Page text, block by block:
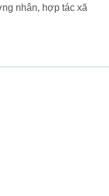
nhân, hợp tác xã